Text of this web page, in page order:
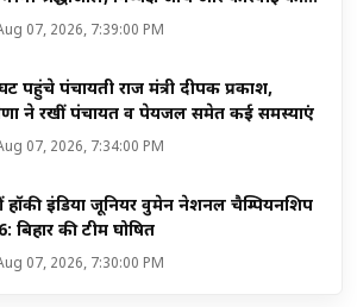
07, 2026, 7:39:00 PM
पहुंचे पंचायती राज मंत्री दीपक प्रकाश,
ने रखीं पंचायत व पेयजल समेत कई समस्याएं
07, 2026, 7:34:00 PM
हॉकी इंडिया जूनियर वुमेन नेशनल चैम्पियनशिप
बिहार की टीम घोषित
07, 2026, 7:30:00 PM